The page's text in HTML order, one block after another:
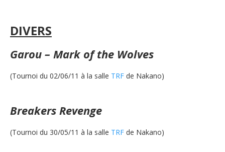
DIVERS
Garou – Mark of the Wolves
(Tournoi du 02/06/11 à la salle TRF de Nakano)
Breakers Revenge
(Tournoi du 30/05/11 à la salle TRF de Nakano)